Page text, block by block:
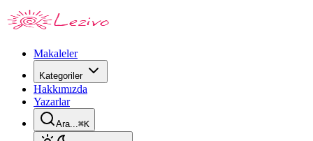
Makaleler
Kategoriler
Hakkımızda
Yazarlar
Ara...⌘K